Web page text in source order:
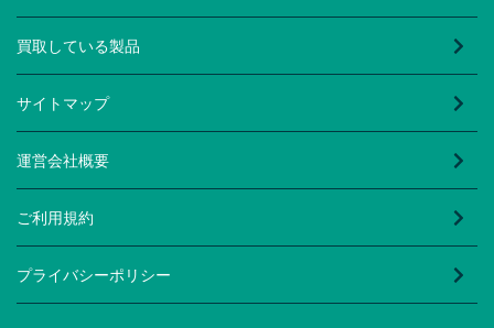
買取している製品
サイトマップ
運営会社概要
ご利用規約
プライバシーポリシー